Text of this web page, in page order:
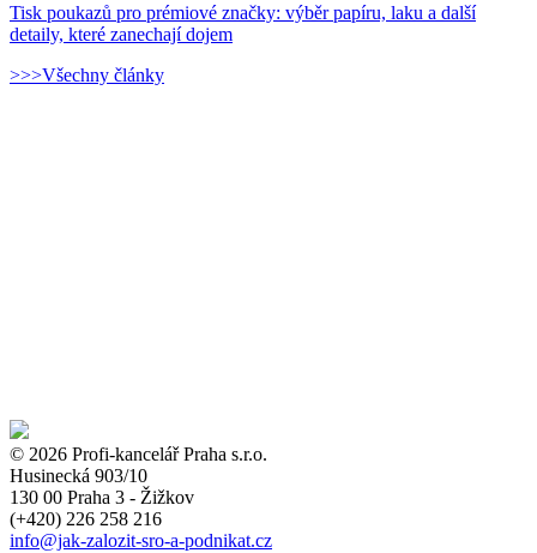
Tisk poukazů pro prémiové značky: výběr papíru, laku a další
detaily, které zanechají dojem
>>>Všechny články
© 2026 Profi-kancelář Praha s.r.o.
Husinecká 903/10
130 00 Praha 3 - Žižkov
(+420) 226 258 216
info@jak-zalozit-sro-a-podnikat.cz